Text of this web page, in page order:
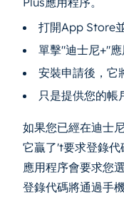
打開App Store
單擊"迪士尼+"
安裝申請後，它
只是提供您的帳
如果您已經在迪士
它贏了't要求登錄代
應用程序會要求您
登錄代碼將通過手